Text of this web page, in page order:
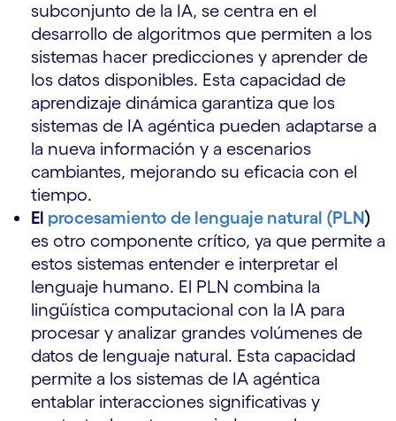
subconjunto de la IA, se centra en el
desarrollo de algoritmos que permiten a los
sistemas hacer predicciones y aprender de
los datos disponibles. Esta capacidad de
aprendizaje dinámica garantiza que los
sistemas de IA agéntica pueden adaptarse a
la nueva información y a escenarios
cambiantes, mejorando su eficacia con el
tiempo.
El procesamiento de lenguaje natural (PLN)
es otro componente crítico, ya que permite a
estos sistemas entender e interpretar el
lenguaje humano. El PLN combina la
lingüística computacional con la IA para
procesar y analizar grandes volúmenes de
datos de lenguaje natural. Esta capacidad
permite a los sistemas de IA agéntica
entablar interacciones significativas y